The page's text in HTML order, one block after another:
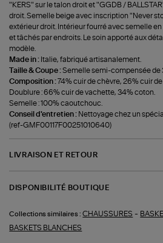
"KERS" sur le talon droit et "GGDB /
droit. Semelle beige avec inscription "Never
extérieur droit. Intérieur fourré avec semelle
et tâchés par endroits. Le soin apporté aux
modèle.
Made in : Italie, fabriqué artisanalement.
Taille & Coupe :Semelle semi-compensée de
Composition :74% cuir de chèvre, 26% cuir
Doublure : 66% cuir de vachette, 34% coton.
Semelle : 100% caoutchouc.
Conseil d'entretien : Nettoyage chez un
(ref-GMF00117F00251010640)
LIVRAISON ET RETOUR
DISPONIBILITÉ BOUTIQUE
Collections similaires : CHAUSSURES -
BASKETS BLANCHES